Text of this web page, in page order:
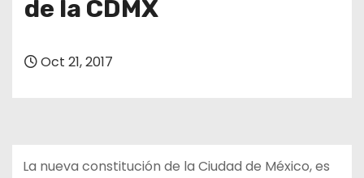
de la CDMX
Oct 21, 2017
La nueva constitución de la Ciudad de México, es